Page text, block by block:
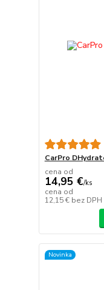
CarPro
cena od
14,95 €/ks
cena od
12,15 € bez DPH
Novinka